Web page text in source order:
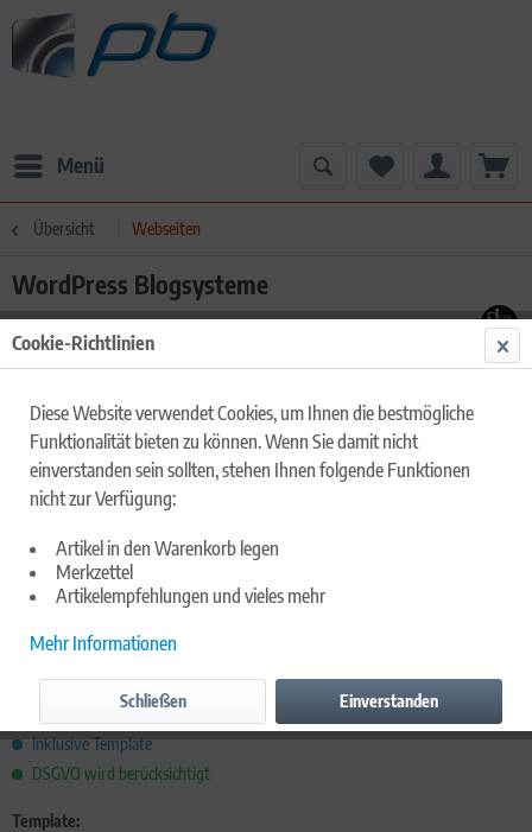
Menü
Übersicht Webseiten
WordPress Blogsysteme
500,00 € *
Inklusive Template
DSGVO wird berücksichtigt
Template:
Cookie-Richtlinien
Diese Website verwendet Cookies, um Ihnen die bestmögliche
Funktionalität bieten zu können. Wenn Sie damit nicht
einverstanden sein sollten, stehen Ihnen folgende Funktionen
nicht zur Verfügung:
Artikel in den Warenkorb legen
Merkzettel
Artikelempfehlungen und vieles mehr
Mehr Informationen
Einverstanden
Schließen